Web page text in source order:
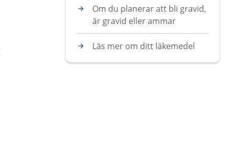
Om du planerar att bli gravid,
är gravid eller ammar
Läs mer om ditt läkemedel